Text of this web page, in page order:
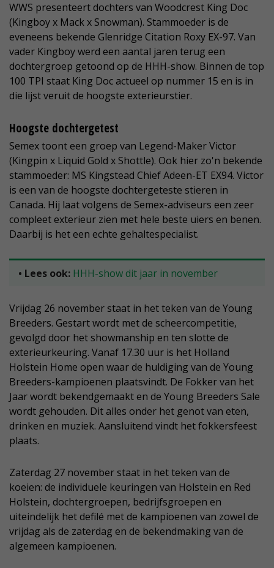
WWS presenteert dochters van Woodcrest King Doc
(Kingboy x Mack x Snowman). Stammoeder is de
eveneens bekende Glenridge Citation Roxy EX-97. Van
vader Kingboy werd een aantal jaren terug een
dochtergroep getoond op de HHH-show. Binnen de top
100 TPI staat King Doc actueel op nummer 15 en is in
die lijst veruit de hoogste exterieurstier.
Hoogste dochtergetest
Semex toont een groep van Legend-Maker Victor
(Kingpin x Liquid Gold x Shottle). Ook hier zo'n bekende
stammoeder: MS Kingstead Chief Adeen-ET EX94. Victor
is een van de hoogste dochtergeteste stieren in
Canada. Hij laat volgens de Semex-adviseurs een zeer
compleet exterieur zien met hele beste uiers en benen.
Daarbij is het een echte gehaltespecialist.
• Lees ook: HHH-show dit jaar in november
Vrijdag 26 november staat in het teken van de Young
Breeders. Gestart wordt met de scheercompetitie,
gevolgd door het showmanship en ten slotte de
exterieurkeuring. Vanaf 17.30 uur is het Holland
Holstein Home open waar de huldiging van de Young
Breeders-kampioenen plaatsvindt. De Fokker van het
Jaar wordt bekendgemaakt en de Young Breeders Sale
wordt gehouden. Dit alles onder het genot van eten,
drinken en muziek. Aansluitend vindt het fokkersfeest
plaats.
Zaterdag 27 november staat in het teken van de
koeien: de individuele keuringen van Holstein en Red
Holstein, dochtergroepen, bedrijfsgroepen en
uiteindelijk het defilé met de kampioenen van zowel de
vrijdag als de zaterdag en de bekendmaking van de
algemeen kampioenen.